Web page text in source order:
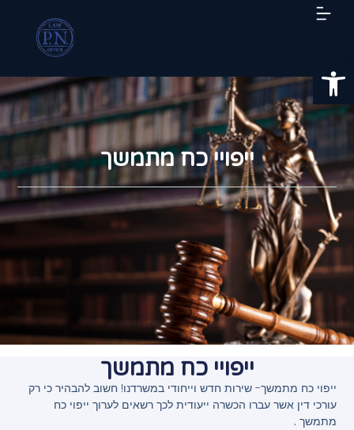
פתח סרגל נגישות
ייפויי כח מתמשך​
ייפויי כח מתמשך
ייפוי כח מתמשך- שירות חדש וייחודי במשרדנו! חשוב להבהיר כי רק
עורכי דין אשר עברו הכשרה ייעודית לכך רשאים לערוך ייפוי כח
מתמשך .